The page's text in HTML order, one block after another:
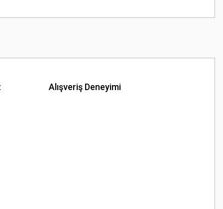
Alışveriş Deneyimi